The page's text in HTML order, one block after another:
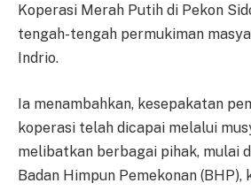
Koperasi Merah Putih di Pekon
tengah-tengah permukiman
Indrio.
Ia menambahkan, kesepakatan
koperasi telah dicapai melalui
melibatkan berbagai pihak, mulai
Badan Himpun Pemekonan (BHP),